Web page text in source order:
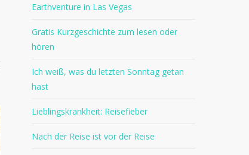
Earthventure in Las Vegas
Gratis Kurzgeschichte zum lesen oder
hören
Ich weiß, was du letzten Sonntag getan
hast
Lieblingskrankheit: Reisefieber
Nach der Reise ist vor der Reise